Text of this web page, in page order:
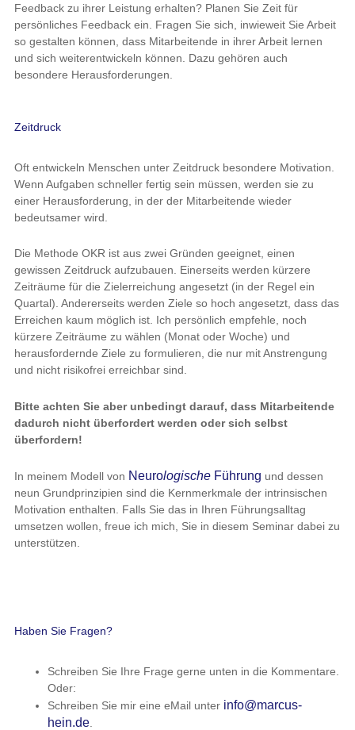
Feedback zu ihrer Leistung erhalten? Planen Sie Zeit für
persönliches Feedback ein. Fragen Sie sich, inwieweit Sie Arbeit
so gestalten können, dass Mitarbeitende in ihrer Arbeit lernen
und sich weiterentwickeln können. Dazu gehören auch
besondere Herausforderungen.
Zeitdruck
Oft entwickeln Menschen unter Zeitdruck besondere Motivation.
Wenn Aufgaben schneller fertig sein müssen, werden sie zu
einer Herausforderung, in der der Mitarbeitende wieder
bedeutsamer wird.
Die Methode OKR ist aus zwei Gründen geeignet, einen
gewissen Zeitdruck aufzubauen. Einerseits werden kürzere
Zeiträume für die Zielerreichung angesetzt (in der Regel ein
Quartal). Andererseits werden Ziele so hoch angesetzt, dass das
Erreichen kaum möglich ist. Ich persönlich empfehle, noch
kürzere Zeiträume zu wählen (Monat oder Woche) und
herausfordernde Ziele zu formulieren, die nur mit Anstrengung
und nicht risikofrei erreichbar sind.
Bitte achten Sie aber unbedingt darauf, dass Mitarbeitende
dadurch nicht überfordert werden oder sich selbst
überfordern!
In meinem Modell von NeurologischeFührung und dessen
neun Grundprinzipien sind die Kernmerkmale der intrinsischen
Motivation enthalten. Falls Sie das in Ihren Führungsalltag
umsetzen wollen, freue ich mich, Sie in diesem Seminar dabei zu
unterstützen.
Haben Sie Fragen?
Schreiben Sie Ihre Frage gerne unten in die Kommentare.
Oder:
Schreiben Sie mir eine eMail unter info@marcus-
hein.de.